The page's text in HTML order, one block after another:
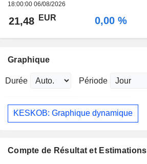
18:00:00 06/08/2026
21,48 EUR 0,00 %
Graphique
Durée Période
KESKOB: Graphique dynamique
Compte de Résultat et Estimations